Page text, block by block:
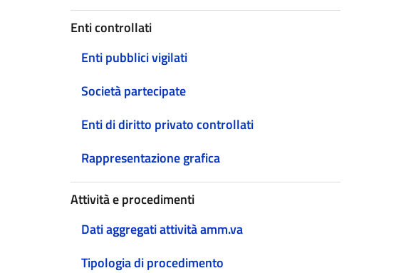
Enti controllati
Enti pubblici vigilati
Società partecipate
Enti di diritto privato controllati
Rappresentazione grafica
Attività e procedimenti
Dati aggregati attività amm.va
Tipologia di procedimento